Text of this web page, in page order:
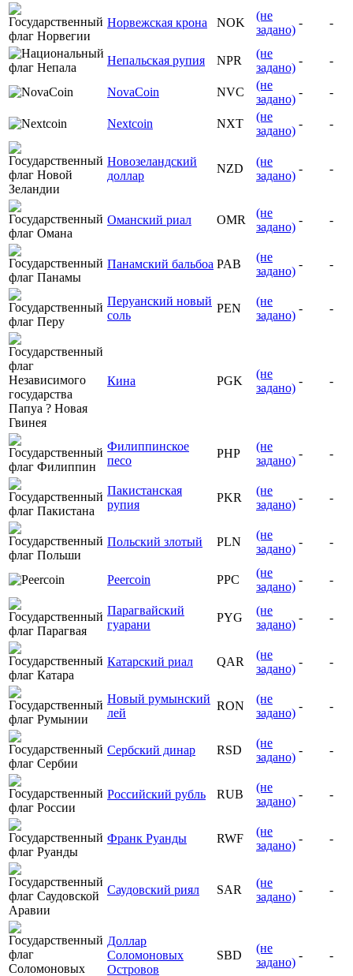
Норвежская крона NOK
(не
задано)
- -
Непальская рупия NPR
(не
задано)
- -
NovaCoin NVC
(не
задано)
- -
Nextcoin NXT
(не
задано)
- -
Новозеландский
доллар
NZD
(не
задано)
- -
Оманский риал OMR
(не
задано)
- -
Панамский бальбоа PAB
(не
задано)
- -
Перуанский новый
соль
PEN
(не
задано)
- -
Кина PGK
(не
задано)
- -
Филиппинское
песо
PHP
(не
задано)
- -
Пакистанская
рупия
PKR
(не
задано)
- -
Польский злотый PLN
(не
задано)
- -
Peercoin PPC
(не
задано)
- -
Парагвайский
гуарани
PYG
(не
задано)
- -
Катарский риал QAR
(не
задано)
- -
Новый румынский
лей
RON
(не
задано)
- -
Сербский динар RSD
(не
задано)
- -
Российский рубль RUB
(не
задано)
- -
Франк Руанды RWF
(не
задано)
- -
Саудовский риял SAR
(не
задано)
- -
Доллар
Соломоновых
Островов
SBD
(не
задано)
- -